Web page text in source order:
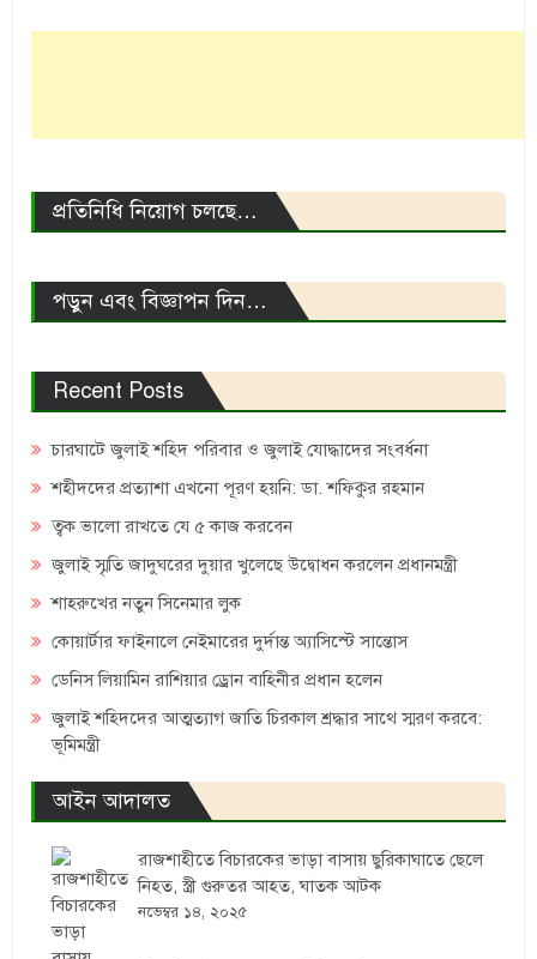
প্রতিনিধি নিয়োগ চলছে…
পড়ুন এবং বিজ্ঞাপন দিন…
Recent Posts
চারঘাটে জুলাই শহিদ পরিবার ও জুলাই যোদ্ধাদের সংবর্ধনা
শহীদদের প্রত্যাশা এখনো পূরণ হয়নি: ডা. শফিকুর রহমান
ত্বক ভালো রাখতে যে ৫ কাজ করবেন
জুলাই স্মৃতি জাদুঘরের দুয়ার খুলেছে উদ্বোধন করলেন প্রধানমন্ত্রী
শাহরুখের নতুন সিনেমার লুক
কোয়ার্টার ফাইনালে নেইমারের দুর্দান্ত অ্যাসিস্টে সান্তোস
ডেনিস লিয়ামিন রাশিয়ার ড্রোন বাহিনীর প্রধান হলেন
জুলাই শহিদদের আত্মত্যাগ জাতি চিরকাল শ্রদ্ধার সাথে স্মরণ করবে:
ভূমিমন্ত্রী
আইন আদালত
রাজশাহীতে বিচারকের ভাড়া বাসায় ছুরিকাঘাতে ছেলে
নিহত, স্ত্রী গুরুতর আহত, ঘাতক আটক
নভেম্বর ১৪, ২০২৫